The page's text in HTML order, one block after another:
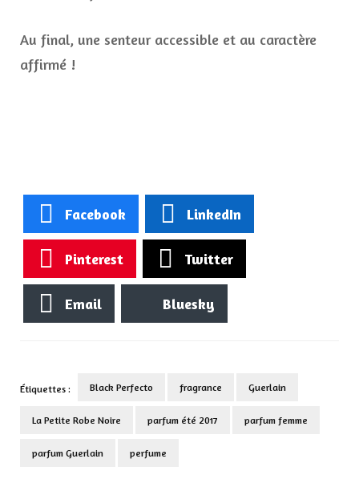
Au final, une senteur accessible et au caractère
affirmé !
Facebook LinkedIn
Pinterest Twitter
Email Bluesky
Étiquettes : Black Perfecto fragrance Guerlain
La Petite Robe Noire parfum été 2017 parfum femme
parfum Guerlain perfume